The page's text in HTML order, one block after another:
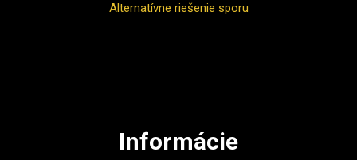
Alternatívne riešenie sporu
Informácie